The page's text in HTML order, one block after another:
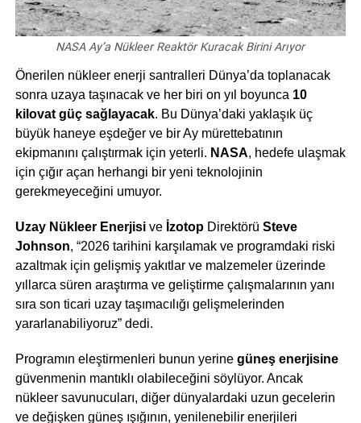
NASA Ay’a Nükleer Reaktör Kuracak Birini Arıyor
Önerilen nükleer enerji santralleri Dünya’da toplanacak
sonra uzaya taşınacak ve her biri on yıl boyunca 10
kilovat güç sağlayacak. Bu Dünya’daki yaklaşık üç
büyük haneye eşdeğer ve bir Ay mürettebatının
ekipmanını çalıştırmak için yeterli. NASA, hedefe ulaşmak
için çığır açan herhangi bir yeni teknolojinin
gerekmeyeceğini umuyor.
Uzay Nükleer Enerjisive İzotopDirektörü Steve
Johnson, “2026 tarihini karşılamak ve programdaki riski
azaltmak için gelişmiş yakıtlar ve malzemeler üzerinde
yıllarca süren araştırma ve geliştirme çalışmalarının yanı
sıra son ticari uzay taşımacılığı gelişmelerinden
yararlanabiliyoruz” dedi.
Programın eleştirmenleri bunun yerine güneş enerjisine
güvenmenin mantıklı olabileceğini söylüyor. Ancak
nükleer savunucuları, diğer dünyalardaki uzun gecelerin
ve değişken güneş ışığının, yenilenebilir enerjileri